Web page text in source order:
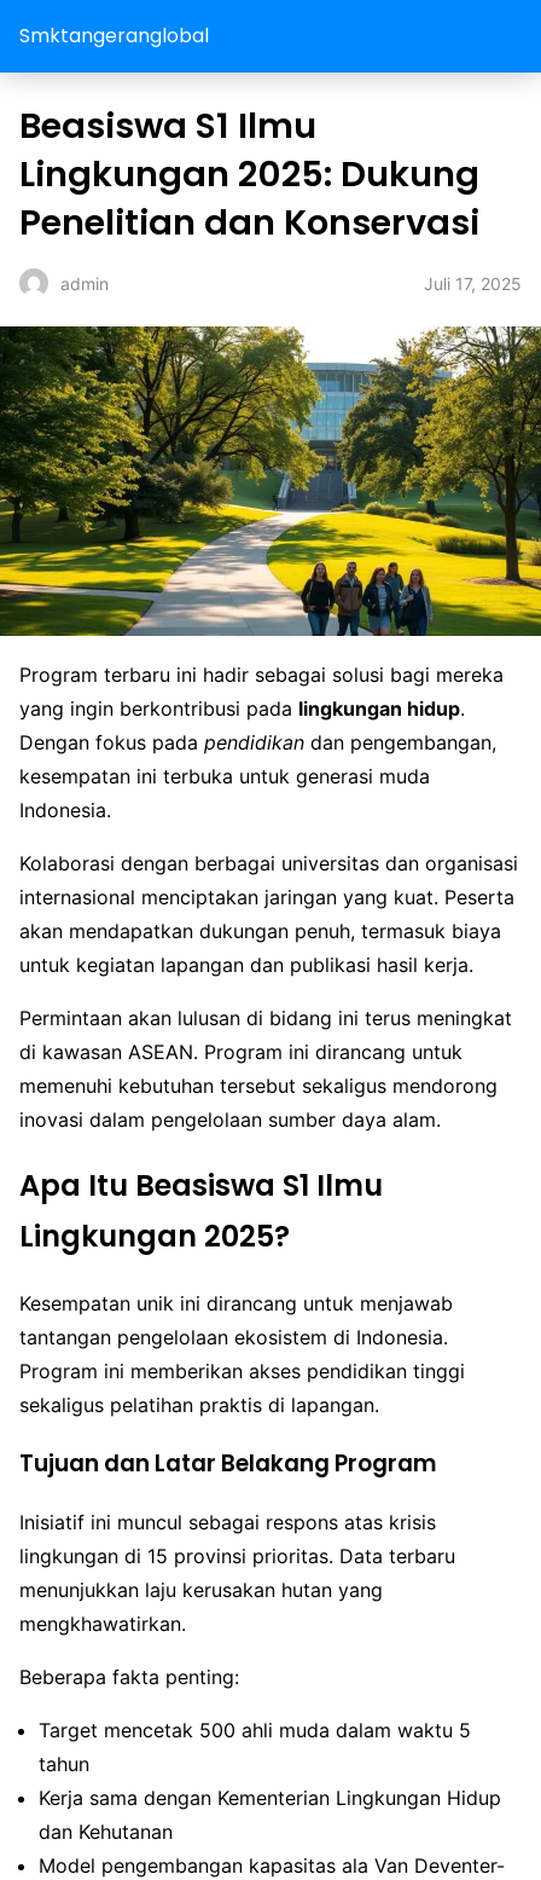
Smktangeranglobal
Beasiswa S1 Ilmu
Lingkungan 2025: Dukung
Penelitian dan Konservasi
admin Juli 17, 2025
Program terbaru ini hadir sebagai solusi bagi mereka
yang ingin berkontribusi pada lingkungan hidup.
Dengan fokus pada pendidikan dan pengembangan,
kesempatan ini terbuka untuk generasi muda
Indonesia.
Kolaborasi dengan berbagai universitas dan organisasi
internasional menciptakan jaringan yang kuat. Peserta
akan mendapatkan dukungan penuh, termasuk biaya
untuk kegiatan lapangan dan publikasi hasil kerja.
Permintaan akan lulusan di bidang ini terus meningkat
di kawasan ASEAN. Program ini dirancang untuk
memenuhi kebutuhan tersebut sekaligus mendorong
inovasi dalam pengelolaan sumber daya alam.
Apa Itu Beasiswa S1 Ilmu
Lingkungan 2025?
Kesempatan unik ini dirancang untuk menjawab
tantangan pengelolaan ekosistem di Indonesia.
Program ini memberikan akses pendidikan tinggi
sekaligus pelatihan praktis di lapangan.
Tujuan dan Latar Belakang Program
Inisiatif ini muncul sebagai respons atas krisis
lingkungan di 15 provinsi prioritas. Data terbaru
menunjukkan laju kerusakan hutan yang
mengkhawatirkan.
Beberapa fakta penting:
Target mencetak 500 ahli muda dalam waktu 5
tahun
Kerja sama dengan Kementerian Lingkungan Hidup
dan Kehutanan
Model pengembangan kapasitas ala Van Deventer-